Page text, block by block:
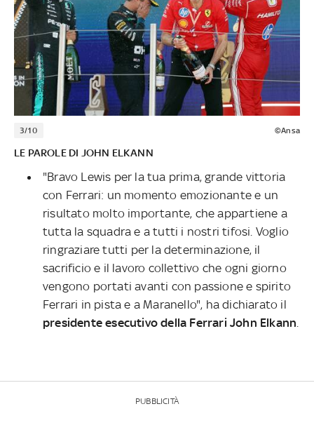
3/10 ©Ansa
LE PAROLE DI JOHN ELKANN
"Bravo Lewis per la tua prima, grande vittoria
con Ferrari: un momento emozionante e un
risultato molto importante, che appartiene a
tutta la squadra e a tutti i nostri tifosi. Voglio
ringraziare tutti per la determinazione, il
sacrificio e il lavoro collettivo che ogni giorno
vengono portati avanti con passione e spirito
Ferrari in pista e a Maranello", ha dichiarato il
presidente esecutivo della Ferrari John Elkann
PUBBLICITÀ